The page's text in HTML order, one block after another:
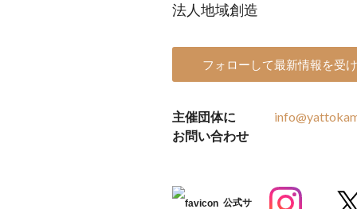
法人地域創造
フォローして最新情報を受
主催団体に
お問い合わせ
公式サ